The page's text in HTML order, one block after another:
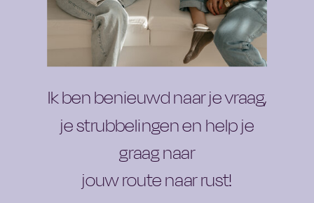
Ik ben benieuwd naar je vraag,
je strubbelingen en help je
graag naar
jouw route naar rust!